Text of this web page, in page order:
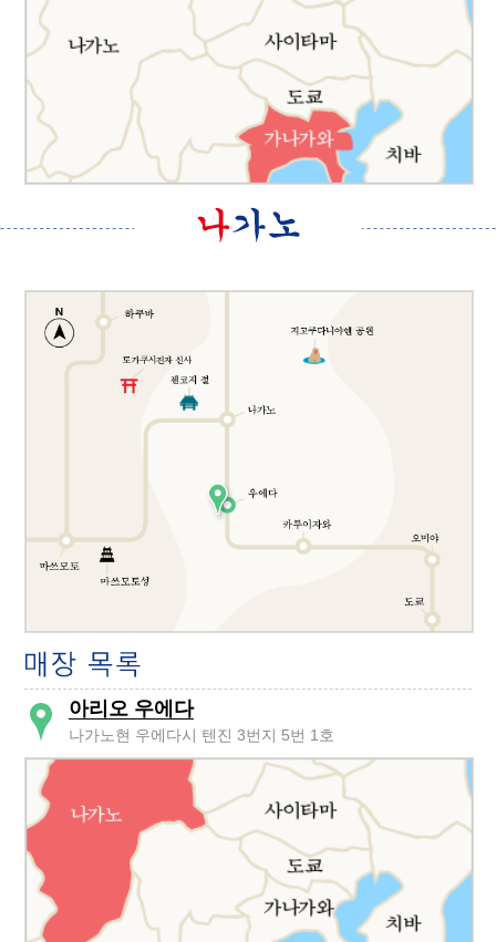
아리오 우에다
나가노현 우에다시 텐진 3번지 5번 1호